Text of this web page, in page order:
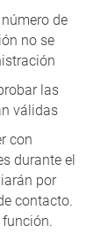
de
no se
las
válidas
con
durante el
por
contacto.